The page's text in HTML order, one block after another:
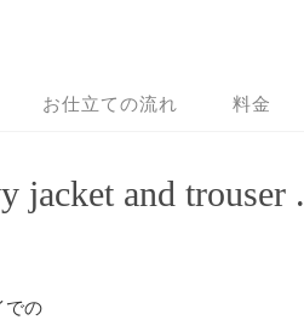
お仕立ての流れ 料金
jacket and trouser .
での